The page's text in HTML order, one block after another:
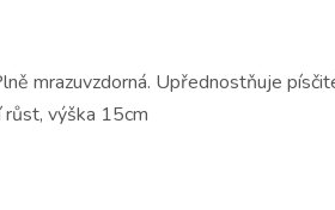
mrazuvzdorná. Upřednostňuje
růst, výška 15cm